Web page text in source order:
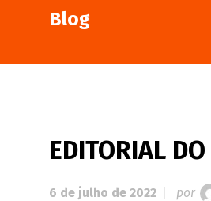
Blog
EDITORIAL
6 de julho de 2022 por